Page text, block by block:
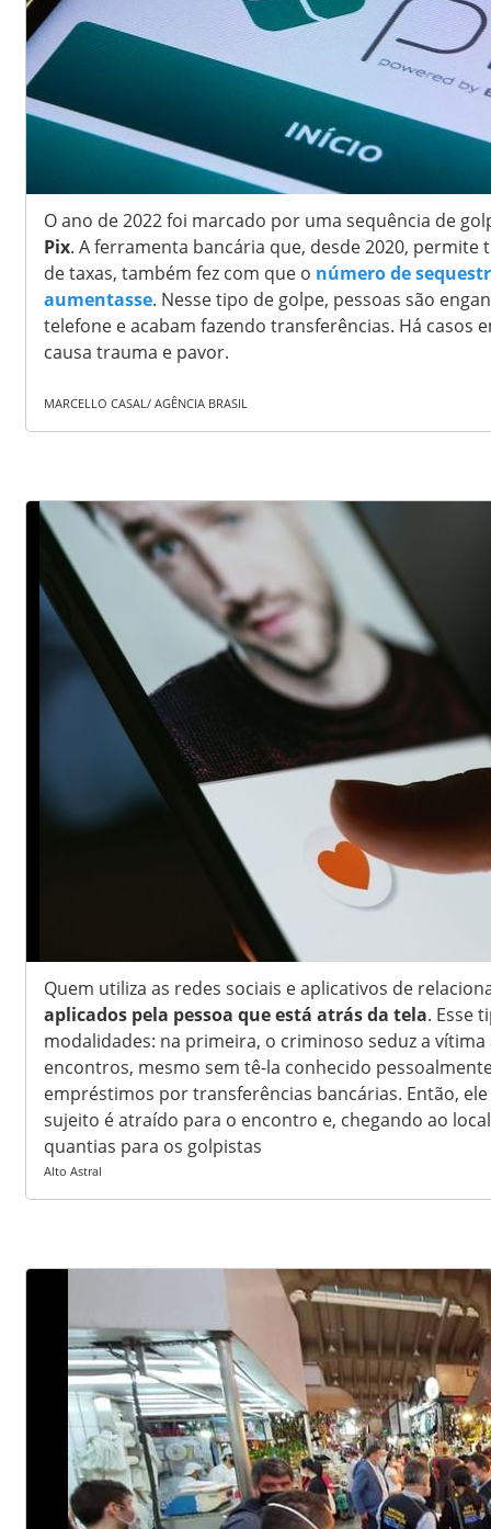
O ano de 2022 foi marcado por uma sequência de
Pix. A ferramenta bancária que, desde 2020,
de taxas, também fez com que o número de
aumentasse. Nesse tipo de golpe, pessoas são
telefone e acabam fazendo transferências. Há casos
causa trauma e pavor.
MARCELLO CASAL/ AGÊNCIA BRASIL
Quem utiliza as redes sociais e aplicativos de
aplicados pela pessoa que está atrás da tela. Esse
modalidades: na primeira, o criminoso seduz a
encontros, mesmo sem tê-la conhecido
empréstimos por transferências bancárias. Então,
sujeito é atraído para o encontro e, chegando ao
quantias para os golpistas
Alto Astral